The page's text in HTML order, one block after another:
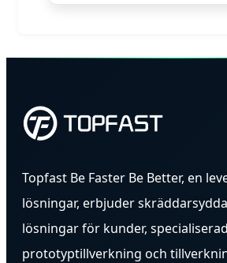
Topfast Be Faster Be Better, en
lösningar, erbjuder
lösningar för kunder,
prototyptillverkning och